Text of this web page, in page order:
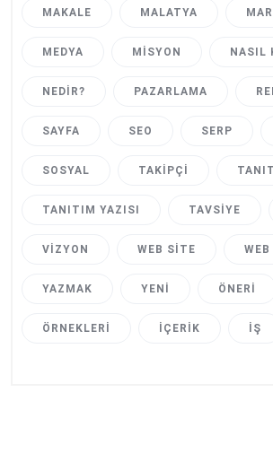
MAKALE MALATYA
MEDYA MISYON NASIL
NEDIR? PAZARLAMA
SAYFA SEO SERP
SOSYAL TAKIPÇI
TANITIM YAZISI TAVSIYE
VIZYON WEB SITE
YAZMAK YENI ÖNERI
ÖRNEKLERI İÇERIK İŞ